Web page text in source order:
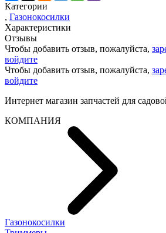
Категории
, Газонокосилки
Характеристики
Отзывы
Чтобы добавить отзыв, пожалуйста,
войдите
Чтобы добавить отзыв, пожалуйста,
войдите
Интернет магазин запчастей для
КОМПАНИЯ
Газонокосилки